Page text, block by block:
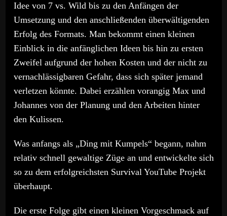
Idee von 7 vs. Wild bis zu den Anfängen der
Umsetzung und den anschließenden überwältigenden
Erfolg des Formats. Man bekommt einen kleinen
Einblick in die anfänglichen Ideen bis hin zu ersten
Zweifel aufgrund der hohen Kosten und der nicht zu
vernachlässigbaren Gefahr, dass sich später jemand
verletzen könnte. Dabei erzählen vorangig Max und
Johannes von der Planung und den Arbeiten hinter
den Kulissen.
Was anfangs als „Ding mit Kumpels“ begann, nahm
relativ schnell gewaltige Züge an und entwickelte sich
so zu dem erfolgreichsten Survival YouTube Projekt
überhaupt.
Die erste Folge gibt einen kleinen Vorgeschmack auf